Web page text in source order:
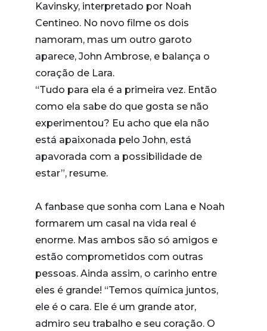
Kavinsky, interpretado por Noah
Centineo. No novo filme os dois
namoram, mas um outro garoto
aparece, John Ambrose, e balança o
coração de Lara.
“Tudo para ela é a primeira vez. Então
como ela sabe do que gosta se não
experimentou? Eu acho que ela não
está apaixonada pelo John, está
apavorada com a possibilidade de
estar”, resume.
A fanbase que sonha com Lana e Noah
formarem um casal na vida real é
enorme. Mas ambos são só amigos e
estão comprometidos com outras
pessoas. Ainda assim, o carinho entre
eles é grande! “Temos química juntos,
ele é o cara. Ele é um grande ator,
admiro seu trabalho e seu coração. O